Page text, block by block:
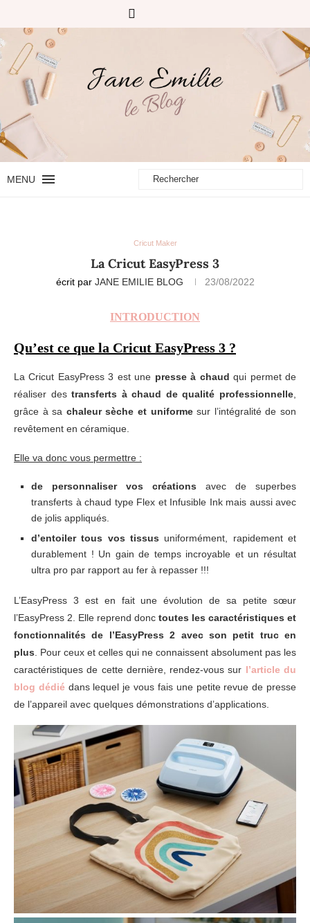
MENU
Cricut Maker
La Cricut EasyPress 3
écrit par JANE EMILIE BLOG 23/08/2022
INTRODUCTION
Qu’est ce que la Cricut EasyPress 3 ?
La Cricut EasyPress 3 est une presse à chaud qui permet de
réaliser destransferts à chaud de qualité professionnelle,
grâce à sa chaleur sèche et uniformesur l’intégralité de son
revêtement en céramique.
Elle va donc vous permettre :
de personnaliser vos créations avec de superbes
transferts à chaud type Flex et Infusible Ink mais aussi avec
de jolis appliqués.
d’entoiler tous vos tissus uniformément, rapidement et
durablement ! Un gain de temps incroyable et un résultat
ultra pro par rapport au fer à repasser !!!
L’EasyPress 3 est en fait une évolution de sa petite sœur
l’EasyPress 2. Elle reprend donc toutes les caractéristiques et
fonctionnalités de l’EasyPress 2 avec son petit truc en
plus. Pour ceux et celles qui ne connaissent absolument pas les
caractéristiques de cette dernière, rendez-vous sur l’article du
blog dédié dans lequel je vous fais une petite revue de presse
de l’appareil avec quelques démonstrations d’applications.